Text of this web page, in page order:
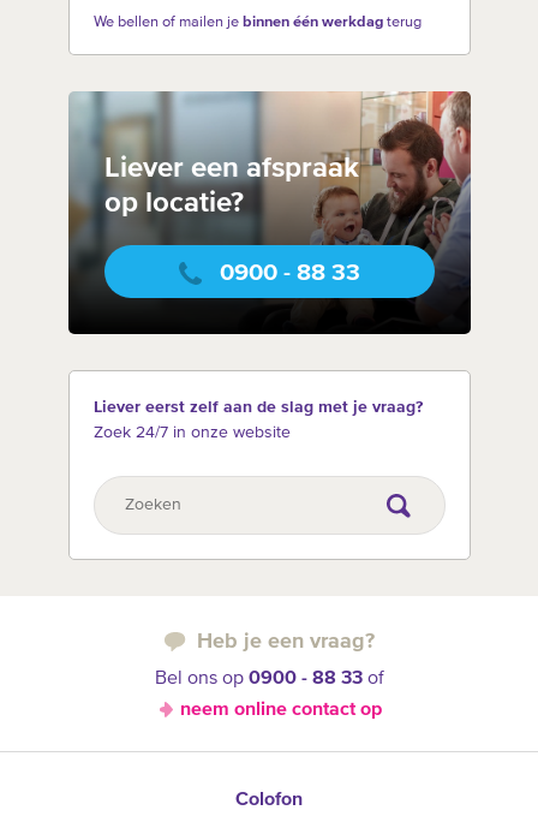
We bellen of mailen je binnen één werkdagterug
Liever een afspraak
op locatie?
0900 - 88 33
Liever eerst zelf aan de slag met je vraag?
Zoek 24/7 in onze website
Heb je een vraag?
Bel ons op 0900 - 88 33of
neem online contact op
Colofon